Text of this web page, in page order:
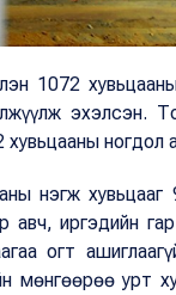
1072
эхэлсэн.
хувьцааны ногдол
нэгж
авч, иргэдийн
огт
мөнгөөрөө урт